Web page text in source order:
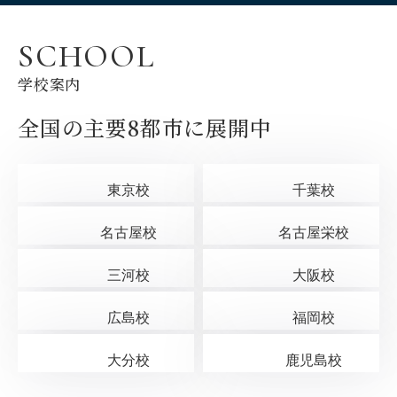
SCHOOL
学校案内
全国の主要8都市に展開中
東京校 千葉校
名古屋校 名古屋栄校
三河校 大阪校
広島校 福岡校
大分校 鹿児島校